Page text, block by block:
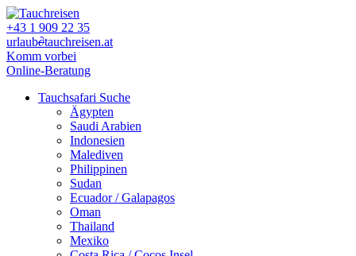
+43 1 909 22 35
urlaub∂tauchreisen.at
Komm vorbei
Online-Beratung
Tauchsafari Suche
Ägypten
Saudi Arabien
Indonesien
Malediven
Philippinen
Sudan
Ecuador / Galapagos
Oman
Thailand
Mexiko